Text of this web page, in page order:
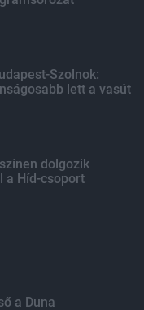
Szolnok:
lett a vasút
dolgozik
a Híd-csoport
a Duna